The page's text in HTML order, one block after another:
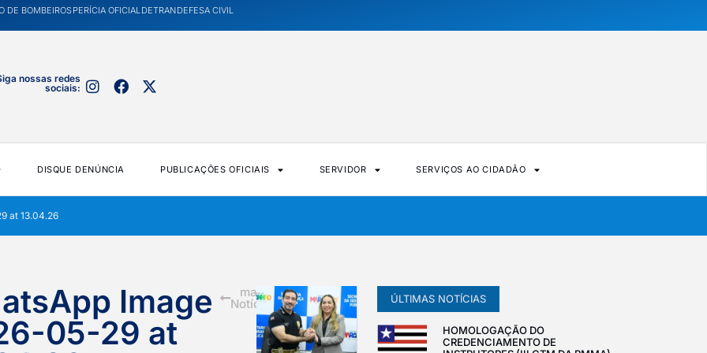
DE BOMBEIROSPERÍCIA OFICIALDETRANDEFESA CIVIL
nossas redes
sociais:
DISQUE DENÚNCIA PUBLICAÇÕES OFICIAIS SERVIDOR SERVIÇOS AO CIDADÃO
at 13.04.26
Image
05-29 at
mais
Notícias ÚLTIMAS NOTÍCIAS
HOMOLOGAÇÃO DO
CREDENCIAMENTO DE